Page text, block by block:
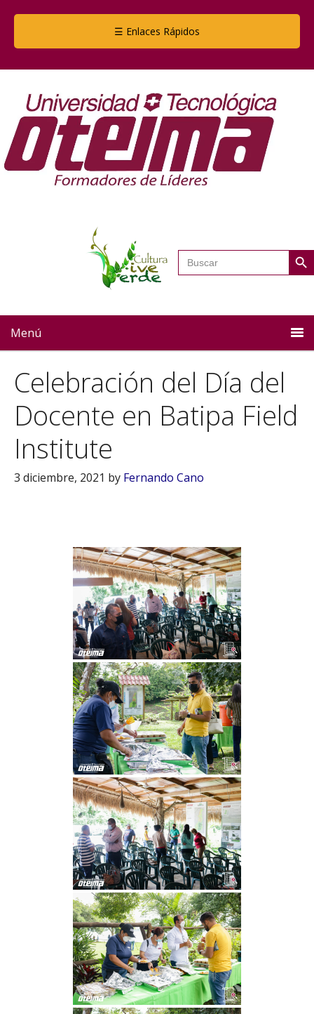
☰ Enlaces Rápidos
Buscar: Botón
Menú
Celebración del Día del
Docente en Batipa Field
Institute
3 diciembre, 2021 by Fernando Cano